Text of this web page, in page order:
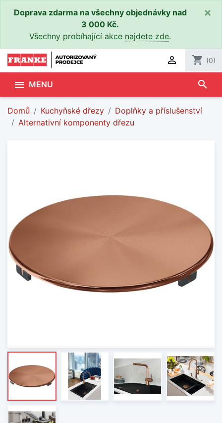
Doprava zdarma na všechny objednávky nad
3 000 Kč.
Všechny probíhající akce najdete zde.
×
 shopping_cart (0)
 MENU search
Domů Kuchyňské dřezy
Doplňky a příslušenství
Alternativní komponenty dřezu